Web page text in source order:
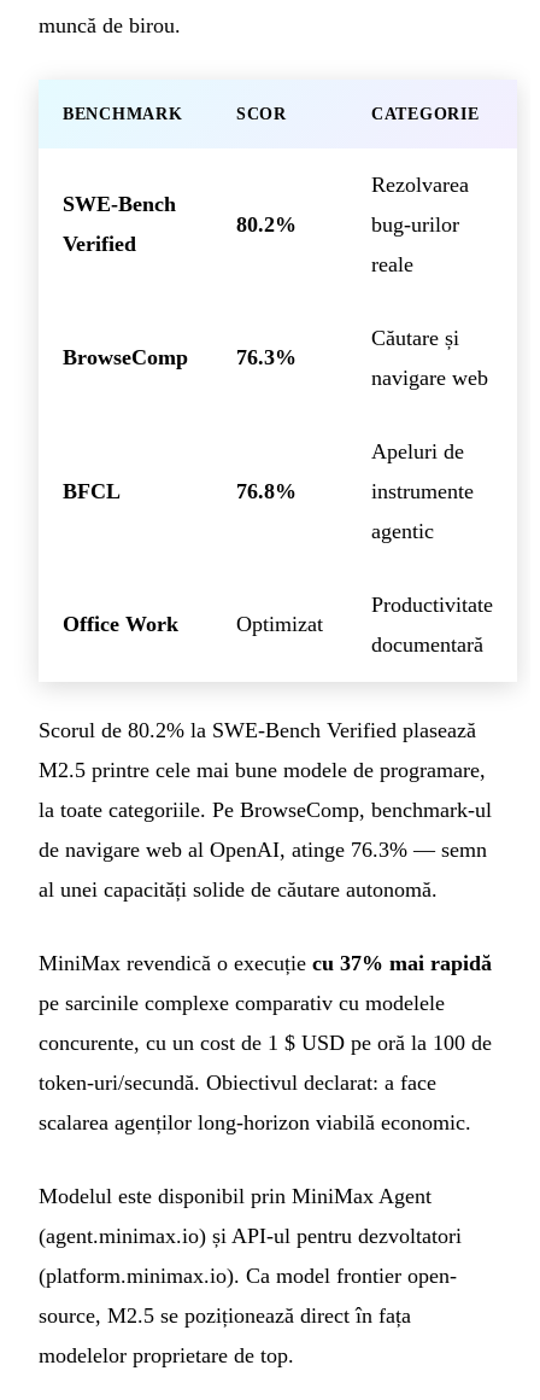
muncă de birou.
BENCHMARK SCOR CATEGORIE
SWE-Bench
Verified
80.2%
Rezolvarea
bug-urilor
reale
BrowseComp 76.3%
Căutare și
navigare web
BFCL 76.8%
Apeluri de
instrumente
agentic
Office Work Optimizat
Productivitate
documentară
Scorul de 80.2% la SWE-Bench Verified plasează
M2.5 printre cele mai bune modele de programare,
la toate categoriile. Pe BrowseComp, benchmark-ul
de navigare web al OpenAI, atinge 76.3% — semn
al unei capacități solide de căutare autonomă.
MiniMax revendică o execuție cu 37% mai rapidă
pe sarcinile complexe comparativ cu modelele
concurente, cu un cost de 1 $ USD pe oră la 100 de
token-uri/secundă. Obiectivul declarat: a face
scalarea agenților long-horizon viabilă economic.
Modelul este disponibil prin MiniMax Agent
(agent.minimax.io) și API-ul pentru dezvoltatori
(platform.minimax.io). Ca model frontier open-
source, M2.5 se poziționează direct în fața
modelelor proprietare de top.